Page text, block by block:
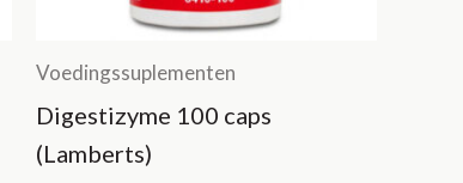
Voedingssuplementen
Digestizyme 100 caps
(Lamberts)